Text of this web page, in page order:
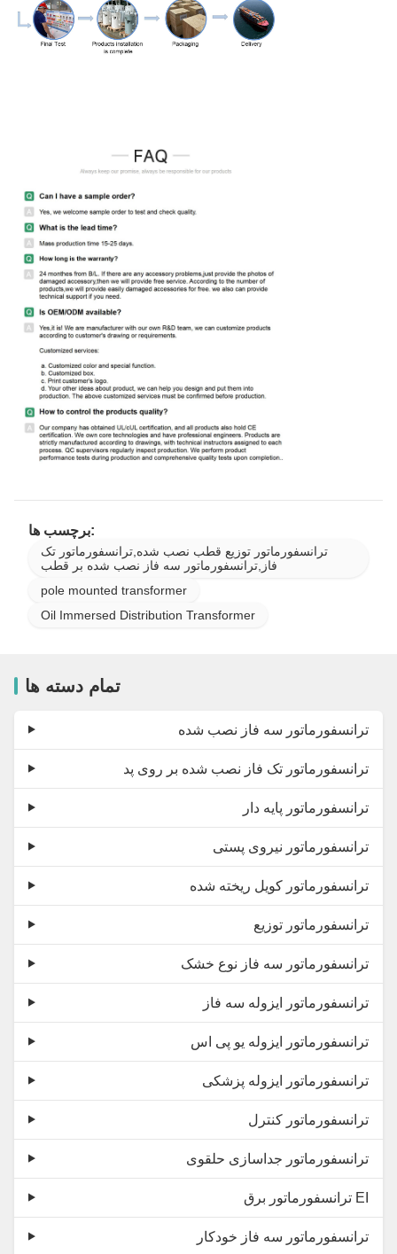
برچسب ها:
ترانسفورماتور توزیع قطب نصب شده,ترانسفورماتور تک
فاز,ترانسفورماتور سه فاز نصب شده بر قطب
pole mounted transformer
Oil Immersed Distribution Transformer
تمام دسته ها
ترانسفورماتور سه فاز نصب شده
ترانسفورماتور تک فاز نصب شده بر روی پد
ترانسفورماتور پایه دار
ترانسفورماتور نیروی پستی
ترانسفورماتور کویل ریخته شده
ترانسفورماتور توزیع
ترانسفورماتور سه فاز نوع خشک
ترانسفورماتور ایزوله سه فاز
ترانسفورماتور ایزوله یو پی اس
ترانسفورماتور ایزوله پزشکی
ترانسفورماتور کنترل
ترانسفورماتور جداسازی حلقوی
ترانسفورماتور برق EI
ترانسفورماتور سه فاز خودکار